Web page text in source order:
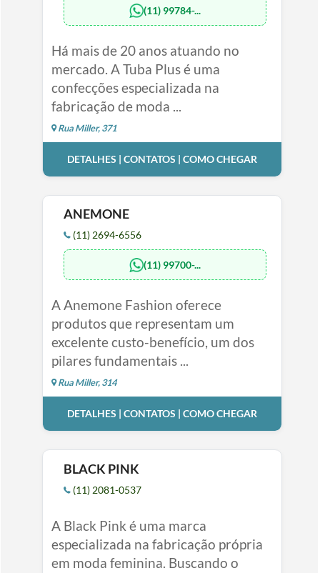
(11) 99784-...
Há mais de 20 anos atuando no
mercado. A Tuba Plus é uma
confecções especializada na
fabricação de moda ...
Rua Miller, 371
DETALHES | CONTATOS | COMO CHEGAR
ANEMONE
(11) 2694-6556
(11) 99700-...
A Anemone Fashion oferece
produtos que representam um
excelente custo-benefício, um dos
pilares fundamentais ...
Rua Miller, 314
DETALHES | CONTATOS | COMO CHEGAR
BLACK PINK
(11) 2081-0537
A Black Pink é uma marca
especializada na fabricação própria
em moda feminina. Buscando o